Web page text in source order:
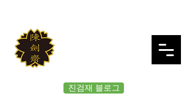
진검재 블로그